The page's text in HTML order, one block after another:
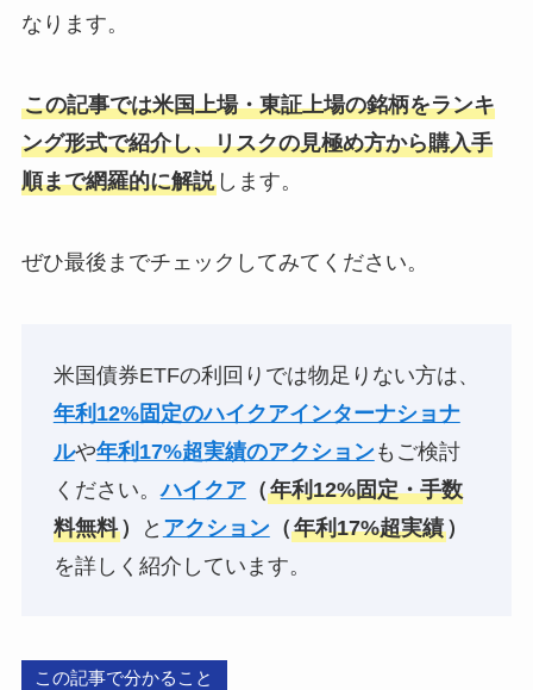
なります。
この記事では米国上場・東証上場の銘柄をランキ
ング形式で紹介し、リスクの見極め方から購入手
順まで網羅的に解説します。
ぜひ最後までチェックしてみてください。
米国債券ETFの利回りでは物足りない方は、
年利12%固定のハイクアインターナショナ
ルや年利17%超実績のアクションもご検討
ください。ハイクア（年利12%固定・手数
料無料） と アクション（年利17%超実績）
を詳しく紹介しています。
この記事で分かること